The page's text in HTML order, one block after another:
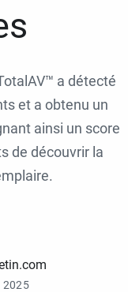
a détecté
et a obtenu un
ainsi un score
de découvrir la
2025